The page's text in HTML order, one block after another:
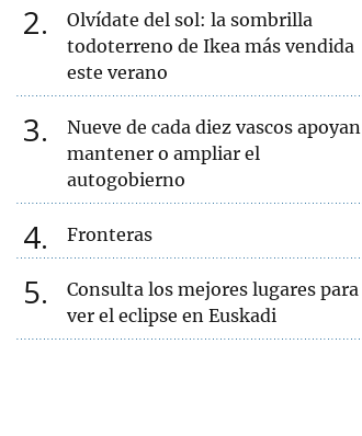
2
Olvídate del sol: la sombrilla
todoterreno de Ikea más vendida
este verano
3
Nueve de cada diez vascos apoyan
mantener o ampliar el
autogobierno
4 Fronteras
5
Consulta los mejores lugares para
ver el eclipse en Euskadi